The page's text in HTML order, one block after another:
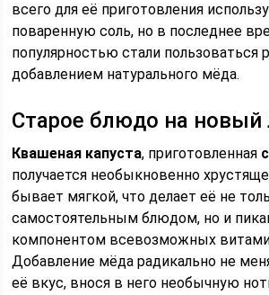
всего для её приготовления
поваренную соль, но в последнее
популярностью стали пользоваться
добавлением натурального мёда.
Старое блюдо на новый
Квашеная капуста, приготовленная
получается необыкновенно
бывает мягкой, что делает её не
самостоятельным блюдом, но и
компонентом всевозможных
Добавление мёда радикально не
её вкус, внося в него необычную